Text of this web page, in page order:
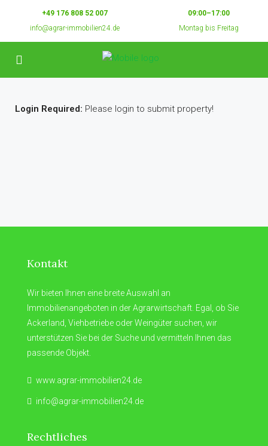
+49 176 808 52 007
info@agrar-immobilien24.de
09:00–17:00
Montag bis Freitag
Login Required: Please login to submit property!
Kontakt
Wir bieten Ihnen eine breite Auswahl an
Immobilienangeboten in der Agrarwirtschaft. Egal, ob Sie
Ackerland, Viehbetriebe oder Weingüter suchen, wir
unterstützen Sie bei der Suche und vermitteln Ihnen das
passende Objekt.
www.agrar-immobilien24.de
info@agrar-immobilien24.de
Rechtliches